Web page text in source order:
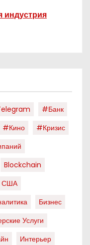
индустрия
#банк
#кино
#кризис
Blockchain
США
Бизнес
Услуги
Интерьер